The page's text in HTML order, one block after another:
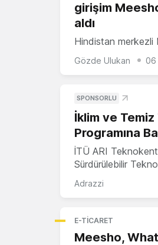
girişim
aldı
Hindistan merkezli
Gözde Ulukan 06
SPONSORLU
İklim ve Temiz
Programına
İTÜ ARI
Sürdürülebilir
Adrazzi
E-TICARET
Meesho,